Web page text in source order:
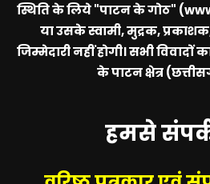
स्थिति के लिये"पाटन के गोठ"
या उसके स्वामी, मुद्रक,
जिम्मेदारी नहीं होगी। सभी विवादों
के पाटन क्षेत्र
हमसे